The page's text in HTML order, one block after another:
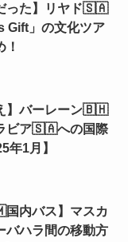
った】リヤド🇸🇦
Gift」の文化ツア
】バーレーン🇧🇭
ビア🇸🇦への国際
年1月】
内バス】マスカ
バハラ間の移動方